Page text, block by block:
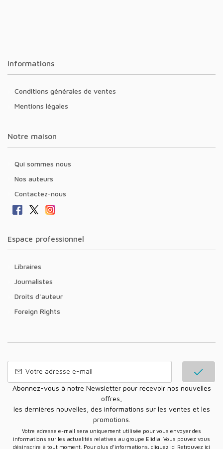
Informations
Conditions générales de ventes
Mentions légales
Notre maison
Qui sommes nous
Nos auteurs
Contactez-nous
Espace professionnel
Libraires
Journalistes
Droits d'auteur
Foreign Rights
Abonnez-vous à notre Newsletter pour recevoir nos nouvelles
offres,
les dernières nouvelles, des informations sur les ventes et les
promotions.
Votre adresse e-mail sera uniquement utilisée pour vous envoyer des
informations sur les actualités relatives au groupe Elidia. Vous pouvez vous
désinscrire à tout moment. Pour plus d’informations, cliquez ici Retrouvez ici